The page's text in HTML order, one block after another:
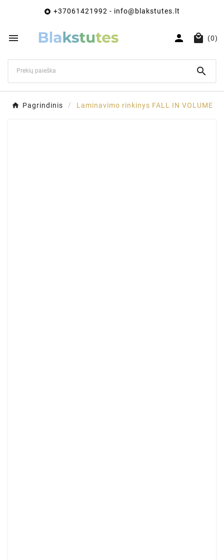
 +37061421992 - info@blakstutes.lt
   (0)

Pagrindinis Laminavimo rinkinys FALL IN VOLUME